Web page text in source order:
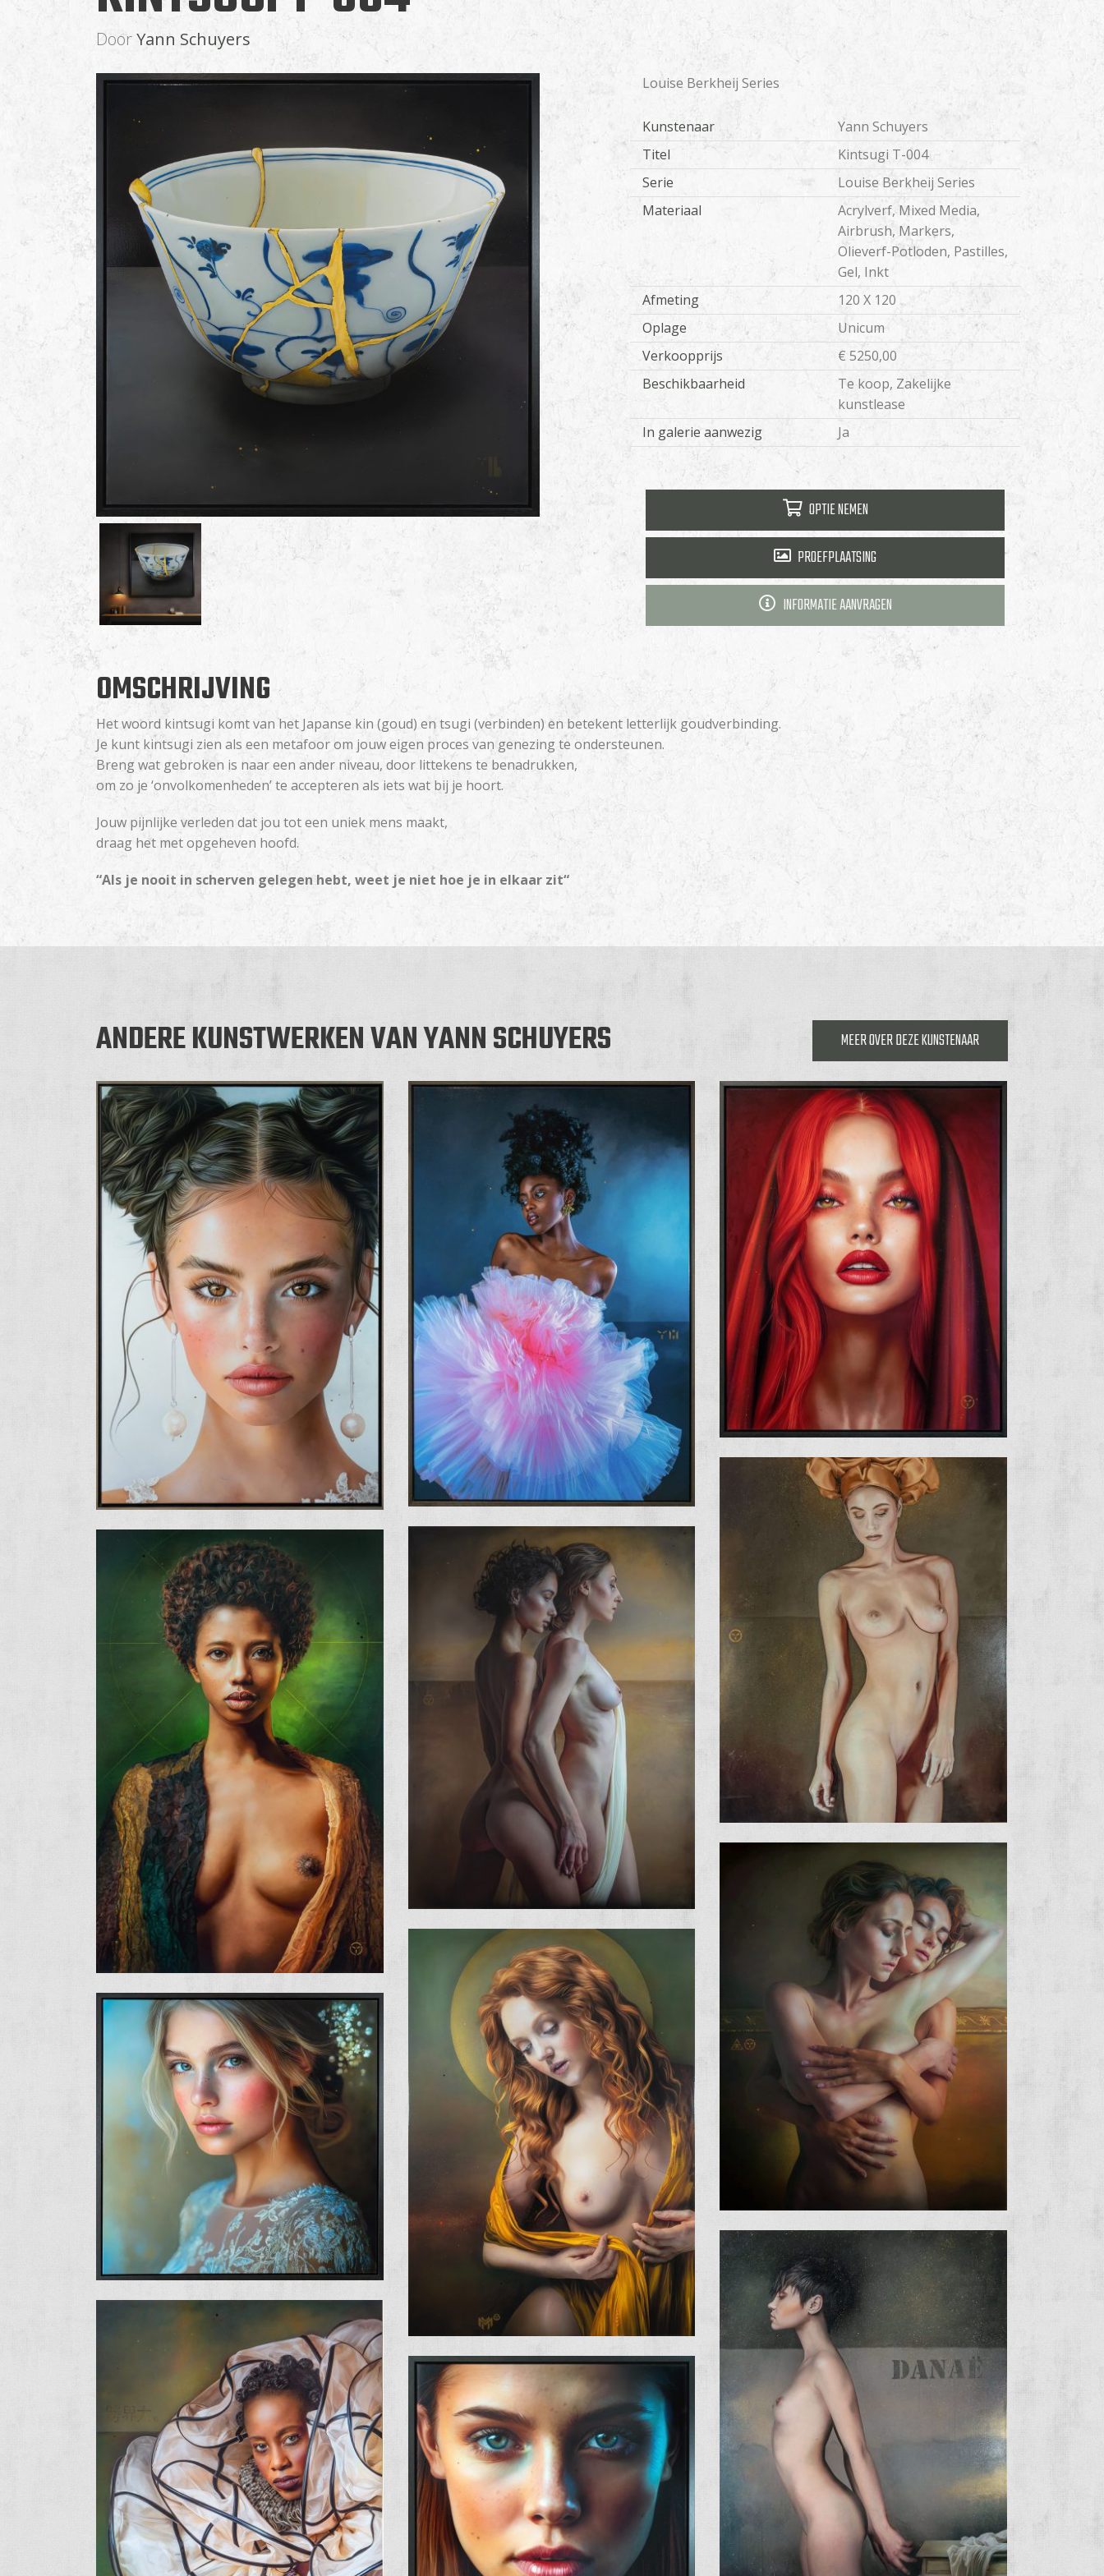
DoorYann Schuyers
Louise Berkheij Series
Kunstenaar
Yann Schuyers
Titel
Kintsugi T-004
Serie
Louise Berkheij Series
Materiaal
Acrylverf, Mixed Media,
Airbrush, Markers,
Olieverf-Potloden, Pastilles,
Gel, Inkt
Afmeting
120 X 120
Oplage
Unicum
Verkoopprijs
€ 5250,00
Beschikbaarheid
Te koop, Zakelijke
kunstlease
In galerie aanwezig
Ja
OPTIE NEMEN
PROEFPLAATSING
INFORMATIE AANVRAGEN
OMSCHRIJVING
Het woord kintsugi komt van het Japanse kin (goud) en tsugi (verbinden) en betekent letterlijk goudverbinding.
Je kunt kintsugi zien als een metafoor om jouw eigen proces van genezing te ondersteunen.
Breng wat gebroken is naar een ander niveau, door littekens te benadrukken,
om zo je ‘onvolkomenheden’ te accepteren als iets wat bij je hoort.
Jouw pijnlijke verleden dat jou tot een uniek mens maakt,
draag het met opgeheven hoofd.
“Als je nooit in scherven gelegen hebt, weet je niet hoe je in elkaar zit“
ANDERE KUNSTWERKEN VAN YANN SCHUYERS MEER OVER DEZE KUNSTENAAR
KOFFIE MET MELK EN SCHUIM
LATTE MACCHIATO
KOFFIE MET 2 LAGEN MELK
LATTE CARAMELITO
KOFFIE MET 2 LAGEN MELK
THEE
KEUZE UIT DIVERSE SMAKEN
bedrijfsnaam
Bericht